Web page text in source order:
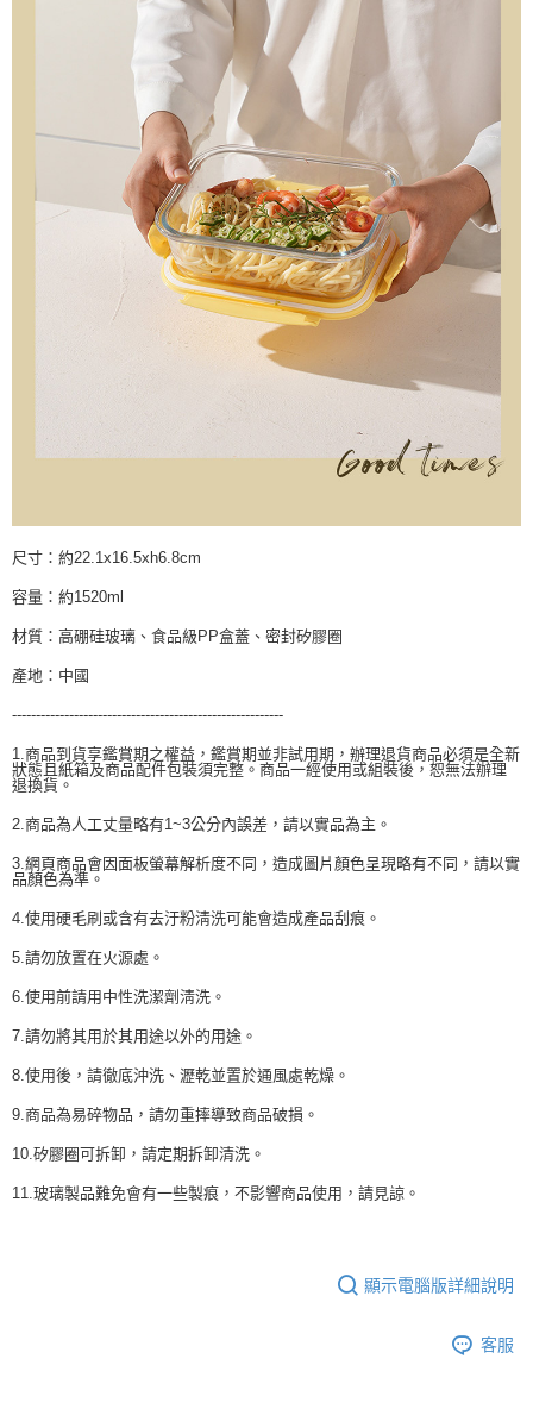
尺寸：約22.1x16.5xh6.8cm
容量：約1520ml
材質：高硼硅玻璃、食品級PP盒蓋、密封矽膠圈
產地：中國
---------------------------------------------------------
1.商品到貨享鑑賞期之權益，鑑賞期並非試用期，辦理退貨商品必須是全新
狀態且紙箱及商品配件包裝須完整。商品一經使用或組裝後，恕無法辦理
退換貨。
2.商品為人工丈量略有1~3公分內誤差，請以實品為主。
3.網頁商品會因面板螢幕解析度不同，造成圖片顏色呈現略有不同，請以實
品顏色為準。
4.使用硬毛刷或含有去汙粉淸洗可能會造成產品刮痕。
5.請勿放置在火源處。
6.使用前請用中性洗潔劑淸洗。
7.請勿將其用於其用途以外的用途。
8.使用後，請徹底沖洗、瀝乾並置於通風處乾燥。
9.商品為易碎物品，請勿重摔導致商品破損。
10.矽膠圈可拆卸，請定期拆卸清洗。
11.玻璃製品難免會有一些製痕，不影響商品使用，請見諒。
顯示電腦版詳細說明
客服